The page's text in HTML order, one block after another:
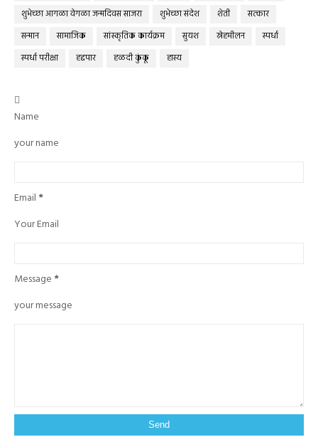
शुभेच्छा आगळा वेगळा जन्मदिवस साजरा
शुभेच्छा संदेश शेती
सत्कार
सन्मान
सामाजिक सांस्कृतिक कार्यक्रम सुयश स्नेहमीलन
स्पर्धा
स्पर्धा परीक्षा
हद्दपार हळदी कुंकू हास्य

Name
your name
Email *
Your Email
Message *
your message